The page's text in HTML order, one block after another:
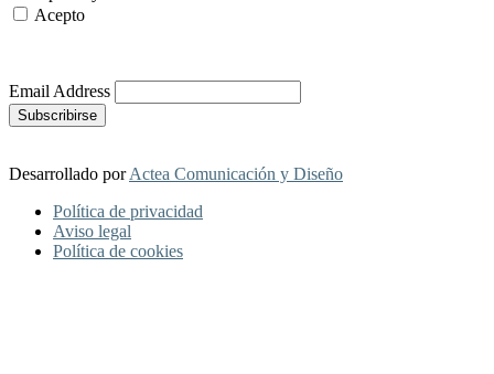
Acepto
Email Address
Desarrollado porActea Comunicación y Diseño
Política de privacidad
Aviso legal
Política de cookies